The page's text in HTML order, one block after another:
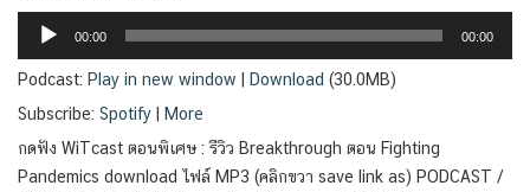
Audio
Player
00:00 00:00
Podcast: Play in new window Download (30.0MB)
Subscribe: Spotify
More
กดฟัง WiTcast ตอนพิเศษ : รีวิว Breakthrough ตอน Fighting
Pandemics download ไฟล์ MP3 (คลิกขวา save link as) PODCAST /